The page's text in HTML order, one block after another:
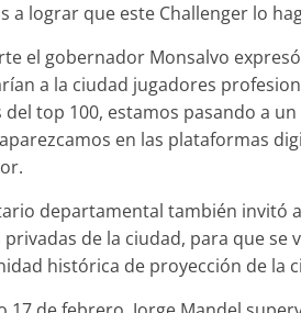
a lograr que este Challenger lo
el gobernador Monsalvo
a la ciudad jugadores
del top 100, estamos pasando a
en las plataformas
departamental también invitó
privadas de la ciudad, para que
histórica de proyección de la